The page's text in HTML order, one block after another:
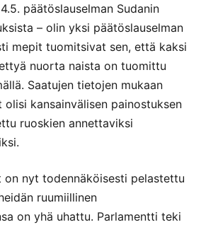
päätöslauselman Sudanin
– olin yksi päätöslauselman
mepit tuomitsivat sen, että kaksi
nuorta naista on tuomittu
Saatujen tietojen mukaan
kansainvälisen painostuksen
ruoskien annettaviksi
on nyt todennäköisesti pelastettu
ruumiillinen
on yhä uhattu. Parlamentti teki